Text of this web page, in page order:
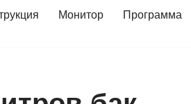
Монитор Программа